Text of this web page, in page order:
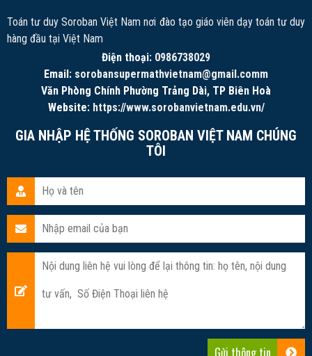
Toán tư duy Soroban Việt Nam nơi đào tạo giáo viên dạy toán tư duy
hàng đầu tại Việt Nam
Điện thoại: 0986738029
Email: sorobansupermathvietnam@gmail.comm
Văn Phòng Chính Phường Trảng Dài, TP Biên Hoà
Website: https://www.sorobanvietnam.edu.vn/
GIA NHẬP HỆ THỐNG SOROBAN VIỆT NAM CHÚNG
TÔI